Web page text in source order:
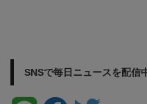
SNSで毎日ニュースを配信